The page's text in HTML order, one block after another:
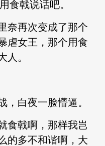
戟说话吧。
再次变成了那个
虐女王，那个用食
人。
白夜一脸懵逼。
戟啊，那样我岂
的多不和谐啊，大